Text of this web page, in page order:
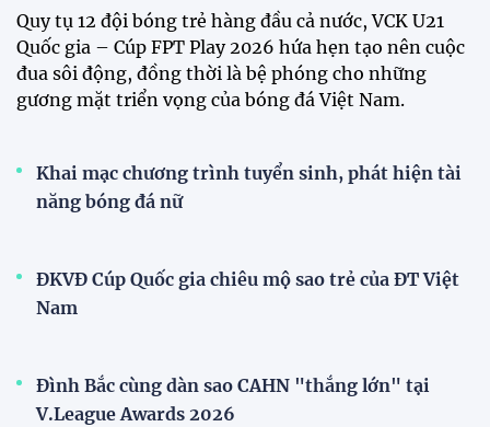
Quy tụ 12 đội bóng trẻ hàng đầu cả nước, VCK U21
Quốc gia – Cúp FPT Play 2026 hứa hẹn tạo nên cuộc
đua sôi động, đồng thời là bệ phóng cho những
gương mặt triển vọng của bóng đá Việt Nam.
Khai mạc chương trình tuyển sinh, phát hiện tài
năng bóng đá nữ
ĐKVĐ Cúp Quốc gia chiêu mộ sao trẻ của ĐT Việt
Nam
Đình Bắc cùng dàn sao CAHN "thắng lớn" tại
V.League Awards 2026